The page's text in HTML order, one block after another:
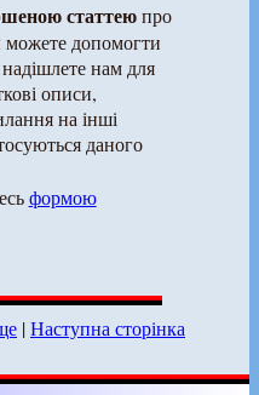
статтеюпро
можете допомогти
нам для
описи,
на інші
даного
формою
|Наступна сторінка